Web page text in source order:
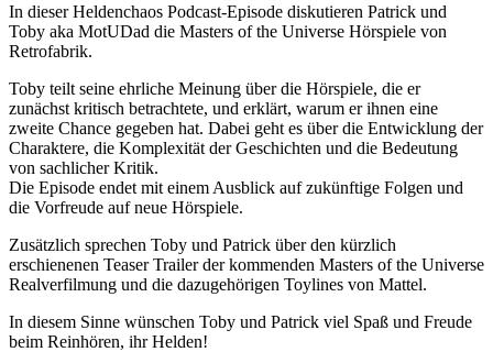
In dieser Heldenchaos Podcast-Episode diskutieren Patrick und
Toby aka MotUDad die Masters of the Universe Hörspiele von
Retrofabrik.
Toby teilt seine ehrliche Meinung über die Hörspiele, die er
zunächst kritisch betrachtete, und erklärt, warum er ihnen eine
zweite Chance gegeben hat. Dabei geht es über die Entwicklung der
Charaktere, die Komplexität der Geschichten und die Bedeutung
von sachlicher Kritik.
Die Episode endet mit einem Ausblick auf zukünftige Folgen und
die Vorfreude auf neue Hörspiele.
Zusätzlich sprechen Toby und Patrick über den kürzlich
erschienenen Teaser Trailer der kommenden Masters of the Universe
Realverfilmung und die dazugehörigen Toylines von Mattel.
In diesem Sinne wünschen Toby und Patrick viel Spaß und Freude
beim Reinhören, ihr Helden!